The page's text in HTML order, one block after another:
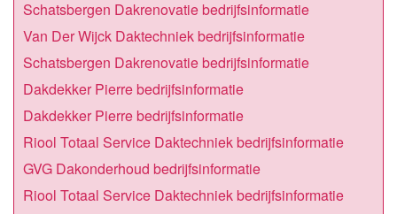
Schatsbergen Dakrenovatie bedrijfsinformatie
Van Der Wijck Daktechniek bedrijfsinformatie
Schatsbergen Dakrenovatie bedrijfsinformatie
Dakdekker Pierre bedrijfsinformatie
Dakdekker Pierre bedrijfsinformatie
Riool Totaal Service Daktechniek bedrijfsinformatie
GVG Dakonderhoud bedrijfsinformatie
Riool Totaal Service Daktechniek bedrijfsinformatie